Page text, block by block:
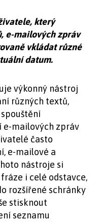
který
e-mailových zpráv
vkládat různé
datum.
výkonný nástroj
různých textů,
e-mailových zpráv
často
e-mailové a
nástroje si
i celé odstavce,
rozšířené schránky
stisknout
seznamu